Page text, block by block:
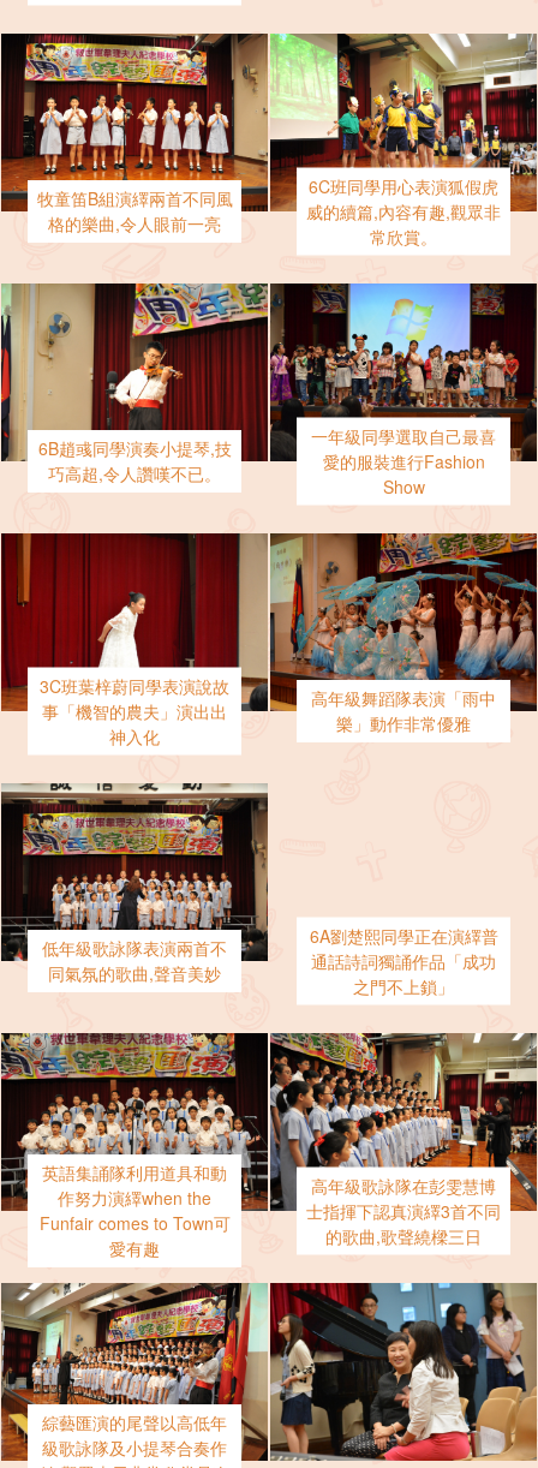
牧童笛B組演繹兩首不同風
格的樂曲,令人眼前一亮
6C班同學用心表演狐假虎
威的續篇,內容有趣,觀眾非
常欣賞。
6B趙彧同學演奏小提琴,技
巧高超,令人讚嘆不已。
一年級同學選取自己最喜
愛的服裝進行Fashion
Show
3C班葉梓蔚同學表演說故
事「機智的農夫」演出出
神入化
高年級舞蹈隊表演「雨中
樂」動作非常優雅
低年級歌詠隊表演兩首不
同氣氛的歌曲,聲音美妙
6A劉楚熙同學正在演繹普
通話詩詞獨誦作品「成功
之門不上鎖」
英語集誦隊利用道具和動
作努力演繹when the
Funfair comes to Town可
愛有趣
高年級歌詠隊在彭雯慧博
士指揮下認真演繹3首不同
的歌曲,歌聲繞樑三日
綜藝匯演的尾聲以高低年
級歌詠隊及小提琴合奏作